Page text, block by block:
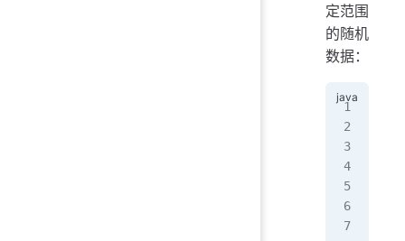
定范围
的随机
数据：